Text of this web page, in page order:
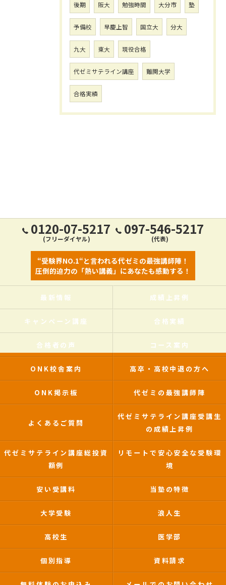
後期 阪大 勉強時間 大分市 塾
予備校 早慶上智 国立大 分大
九大 東大 現役合格
代ゼミサテライン講座 難関大学
合格実績
0120-07-5217
(フリーダイヤル)
097-546-5217
(代表)
“受験界NO.1“と言われる代ゼミの最強講師陣！
圧倒的迫力の「熱い講義」にあなたも感動する！
最新情報 成績上昇例
キャンペーン講座 合格実績
合格者の声 コース案内
ONK校舎案内 高卒・高校中退の方へ
ONK掲示板 代ゼミの最強講師陣
よくあるご質問
代ゼミサテライン講座受講生
の成績上昇例
代ゼミサテライン講座総投資
額例
リモートで安心安全な受験環
境
安い受講料 当塾の特徴
大学受験 浪人生
高校生 医学部
個別指導 資料請求